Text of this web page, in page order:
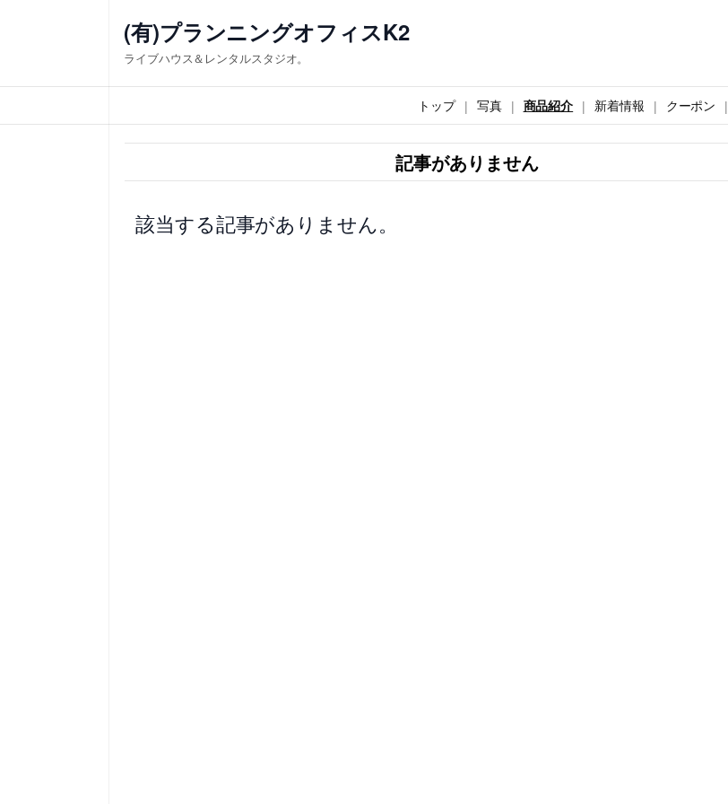
ス
キ
(有)プランニングオフィスK2
ライブハウス＆レンタルスタジオ。
トップ 写真 商品紹介 新着情報 クーポン
記事がありません
該当する記事がありません。